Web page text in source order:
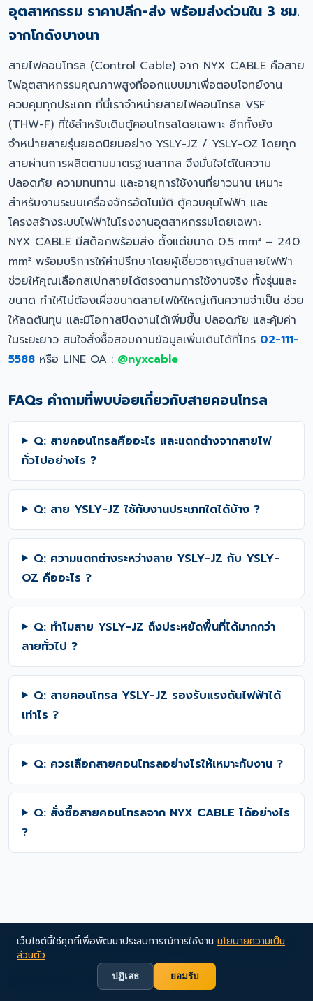
อุตสาหกรรม ราคาปลีก-ส่ง พร้อมส่งด่วนใน 3 ชม.
จากโกดังบางนา
สายไฟคอนโทรล (Control Cable) จาก NYX CABLE คือสาย
ไฟอุตสาหกรรมคุณภาพสูงที่ออกแบบมาเพื่อตอบโจทย์งาน
ควบคุมทุกประเภท ที่นี่เราจำหน่ายสายไฟคอนโทรล VSF
(THW-F) ที่ใช้สำหรับเดินตู้คอนโทรลโดยเฉพาะ อีกทั้งยัง
จำหน่ายสายรุ่นยอดนิยมอย่าง YSLY-JZ / YSLY-OZ โดยทุก
สายผ่านการผลิตตามมาตรฐานสากล จึงมั่นใจได้ในความ
ปลอดภัย ความทนทาน และอายุการใช้งานที่ยาวนาน เหมาะ
สำหรับงานระบบเครื่องจักรอัตโนมัติ ตู้ควบคุมไฟฟ้า และ
โครงสร้างระบบไฟฟ้าในโรงงานอุตสาหกรรมโดยเฉพาะ
NYX CABLE มีสต๊อกพร้อมส่ง ตั้งแต่ขนาด 0.5 mm² – 240
mm² พร้อมบริการให้คำปรึกษาโดยผู้เชี่ยวชาญด้านสายไฟฟ้า
ช่วยให้คุณเลือกสเปกสายได้ตรงตามการใช้งานจริง ทั้งรุ่นและ
ขนาด ทำให้ไม่ต้องเผื่อขนาดสายไฟให้ใหญ่เกินความจำเป็น ช่วย
ให้ลดต้นทุน และมีโอกาสปิดงานได้เพิ่มขึ้น ปลอดภัย และคุ้มค่า
ในระยะยาว สนใจสั่งซื้อสอบถามข้อมูลเพิ่มเติมได้ที่โทร 02-111-
5588 หรือ LINE OA : @nyxcable
FAQs คำถามที่พบบ่อยเกี่ยวกับสายคอนโทรล
Q: สายคอนโทรลคืออะไร และแตกต่างจากสายไฟ
ทั่วไปอย่างไร ?
Q: สาย YSLY-JZ ใช้กับงานประเภทใดได้บ้าง ?
Q: ความแตกต่างระหว่างสาย YSLY-JZ กับ YSLY-
OZ คืออะไร ?
Q: ทำไมสาย YSLY-JZ ถึงประหยัดพื้นที่ได้มากกว่า
สายทั่วไป ?
Q: สายคอนโทรล YSLY-JZ รองรับแรงดันไฟฟ้าได้
เท่าไร ?
Q: ควรเลือกสายคอนโทรลอย่างไรให้เหมาะกับงาน ?
Q: สั่งซื้อสายคอนโทรลจาก NYX CABLE ได้อย่างไร
?
สายคอนโทรลคืออะไร ต่างจากสายไฟ
ทั่วไปอย่างไร ?
เว็บไซต์นี้ใช้คุกกี้เพื่อพัฒนาประสบการณ์การใช้งาน นโยบายความเป็น
ส่วนตัว
ปฏิเสธ ยอมรับ